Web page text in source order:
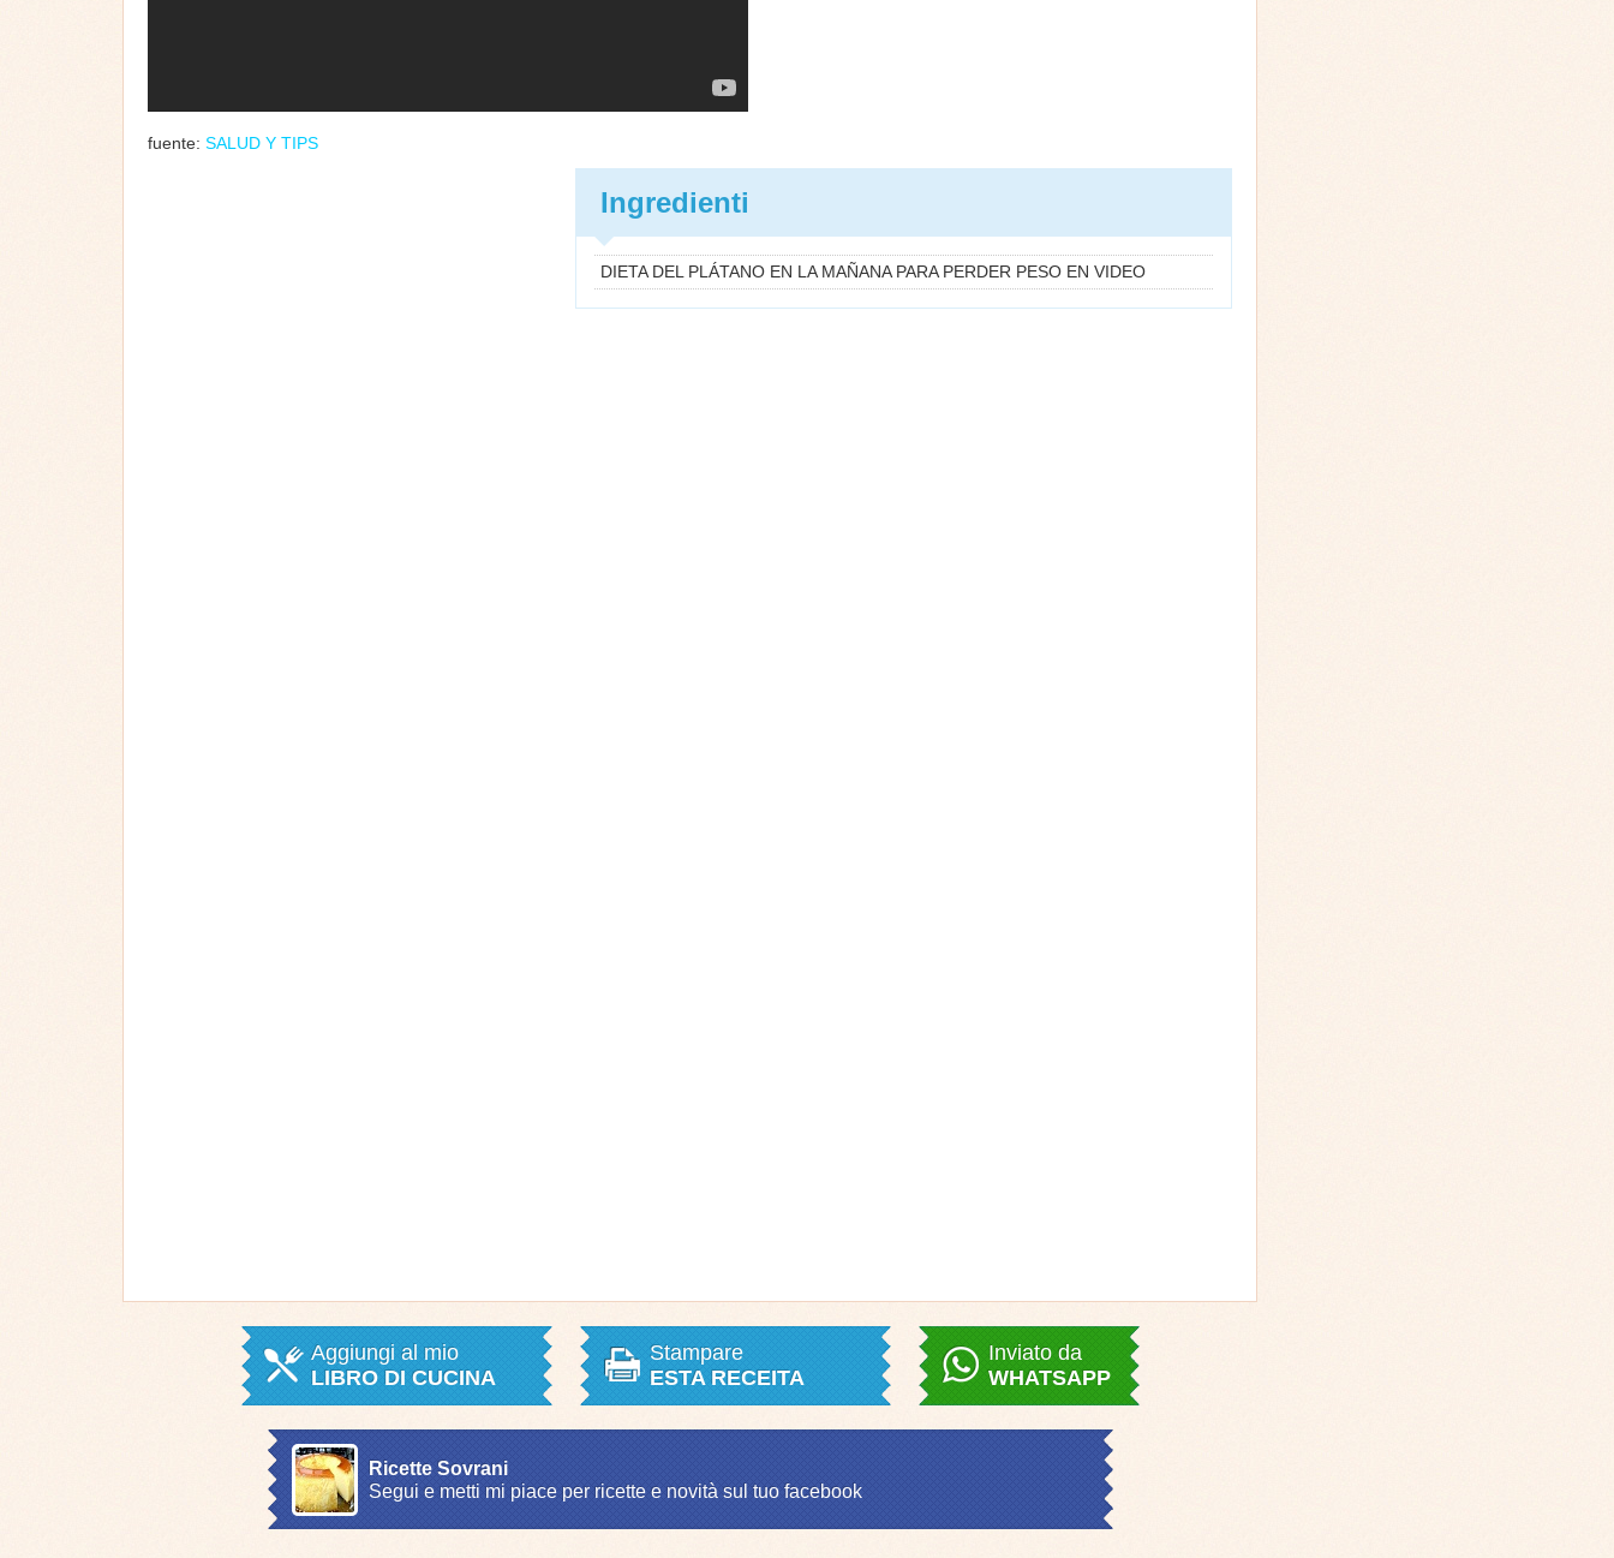
fuente: SALUD Y TIPS
Ingredienti
DIETA DEL PLÁTANO EN LA MAÑANA PARA PERDER PESO EN VIDEO
Aggiungi al mio
LIBRO DI CUCINA
Stampare
ESTA RECEITA
Inviato da
WHATSAPP
Ricette Sovrani
Segui e metti mi piace per ricette e novità sul tuo facebook